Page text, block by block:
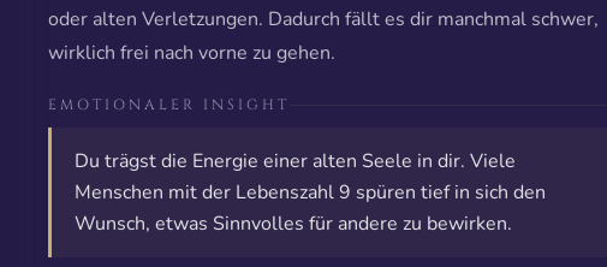
oder alten Verletzungen. Dadurch fällt es dir manchmal schwer,
wirklich frei nach vorne zu gehen.
EMOTIONALER INSIGHT
Du trägst die Energie einer alten Seele in dir. Viele
Menschen mit der Lebenszahl 9 spüren tief in sich den
Wunsch, etwas Sinnvolles für andere zu bewirken.